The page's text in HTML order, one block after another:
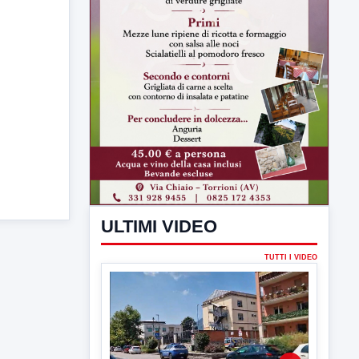
ULTIMI VIDEO
▶